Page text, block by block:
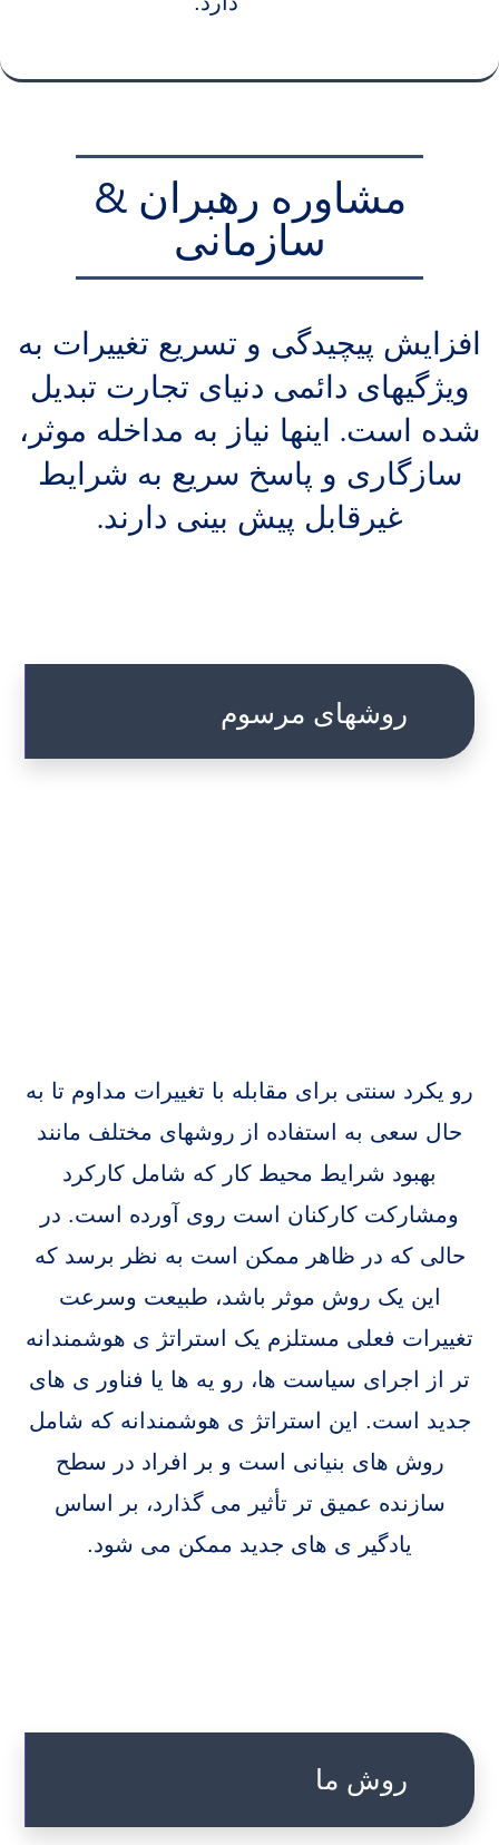
مشاوره رهبران &
سازمانی
افزایش پیچیدگی و تسریع تغییرات به
ویژگیهای دائمی دنیای تجارت تبدیل
شده است. اینها نیاز به مداخله موثر،
سازگاری و پاسخ سریع به شرایط
غیرقابل پیش بینی دارند.
روشهای مرسوم
رو یکرد سنتی برای مقابله با تغییرات مداوم تا به
حال سعی به استفاده از روشهای مختلف مانند
بهبود شرایط محیط کار که شامل کارکرد
ومشارکت کارکنان است روی آورده است. در
حالی که در ظاهر ممکن است به نظر برسد که
این یک روش موثر باشد، طبیعت وسرعت
تغییرات فعلی مستلزم یک استراتژ ی هوشمندانه
تر از اجرای سیاست ها، رو یه ها یا فناور ی های
جدید است. این استراتژ ی هوشمندانه که شامل
روش های بنیانی است و بر افراد در سطح
سازنده عمیق تر تأثیر می گذارد، بر اساس
یادگیر ی های جدید ممکن می شود.
روش ما